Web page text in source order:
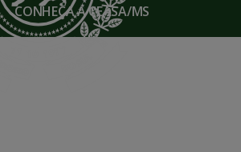
CONHEÇA A CEASA/MS